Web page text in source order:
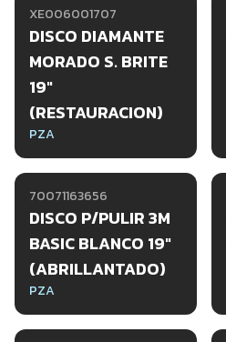
XE006001707
DISCO DIAMANTE
MORADO S. BRITE
19"
(RESTAURACION)
PZA
70071163656
DISCO P/PULIR 3M
BASIC BLANCO 19"
(ABRILLANTADO)
PZA